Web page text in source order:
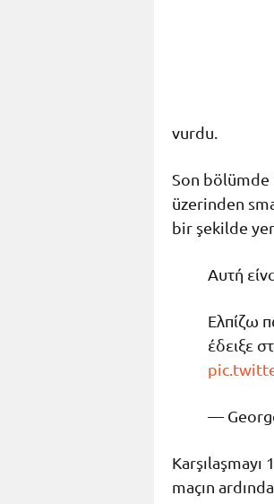
vurdu.
Son bölümde
üzerinden
bir şekilde
Αυτή
Ελπίζω
έδειξε
—
maçın